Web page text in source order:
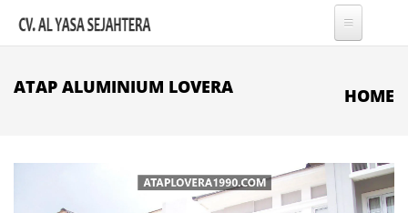
Skip to main content
ATAP ALUMINIUM LOVERA HOME